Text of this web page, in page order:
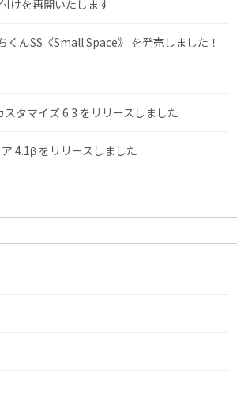
けを再開いたします
くんSS《Small Space》 を発売しました！
タマイズ 6.3 をリリースしました
4.1β をリリースしました